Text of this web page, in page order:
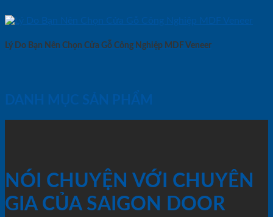
Lý Do Bạn Nên Chọn Cửa Gỗ Công Nghiệp MDF Veneer
DANH MỤC SẢN PHẨM
NÓI CHUYỆN VỚI CHUYÊN
GIA CỦA SAIGON DOOR